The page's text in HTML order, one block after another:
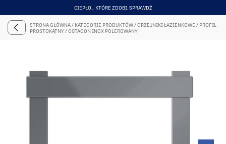
CIEPŁO... KTÓRE ZDOBI. SPRAWDŹ
ITEM
STRONA GŁÓWNA/ KATEGORIE PRODUKTÓW/GRZEJNIKI ŁAZIENKOWE / PROFIL
PROSTOKĄTNY/OCTAGON INOX POLEROWANY